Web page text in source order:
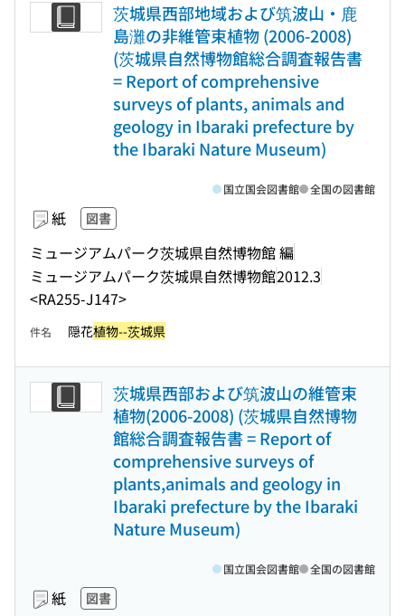
茨城県西部地域および筑波山・鹿
島灘の非維管束植物 (2006-2008)
(茨城県自然博物館総合調査報告書
= Report of comprehensive
surveys of plants, animals and
geology in Ibaraki prefecture by
the Ibaraki Nature Museum)
紙 図書
ミュージアムパーク茨城県自然博物館 編
ミュージアムパーク茨城県自然博物館2012.3
<RA255-J147>
国立国会図書館 全国の図書館
件名 隠花植物--茨城県
茨城県西部および筑波山の維管束
植物(2006-2008) (茨城県自然博物
館総合調査報告書 = Report of
comprehensive surveys of
plants,animals and geology in
Ibaraki prefecture by the Ibaraki
Nature Museum)
紙 図書
国立国会図書館 全国の図書館